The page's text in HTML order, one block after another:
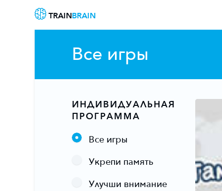
TRAINBRAIN
Все игры
ИНДИВИДУАЛЬНАЯ
ПРОГРАММА
Все игры
Укрепи память
Улучши внимание